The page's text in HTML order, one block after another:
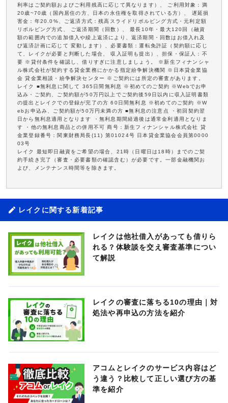
利率はご契約額およびご利用残高に応じて異なります）、 ご利用対象：満
20歳~70歳（国内居住の方、日本の永住権を取得されている方）、 遅延損
害金：年20.0%、ご返済方式：残高スライドリボルビング方式・元利定額
リボルビング方式、 ご返済期間（回数）、 最長10年・最大120回（融資
額の範囲内での追加借入や繰上返済により、返済期間・回数はお借入れ及
び返済計画に応じて 変動します）、必要書類：運転免許証（契約額に応じ
て、レイクが必要と判断した場合、 収入証明も提出）、担保・保証人：不
要 ※貸付条件を確認し、借りすぎに注意しましょう。 ※新生フィナンシャ
ル株式会社が契約する貸金業務にかかる指定紛争解決機関 ※日本貸金業協
会 貸金業相談・紛争解決センター ※ご契約には所定の審査があります。
レイク ■無利息に関して 365日間無利息 ※初めてのご契約 ※Webでお申
込み・ご契約、ご契約額が50万円以上でご契約後59日以内に収入証明書類
の提出とレイクでの登録が完了の方 60日間無利息 ※初めてのご契約 ※W
ebお申込み、ご契約額が50万円未満の方 ■無利息の注意点 ・初回契約翌
日から無利息適用となります ・無利息期間経過後は通常金利適用となりま
す ・他の無利息商品との併用不可 商号：新生フィナンシャル株式会社 貸
金業登録番号：関東財務局長(11) 第01024号 日本貸金業協会会員第0000
03号
レイク 最短即日融資をご希望の場合、21時（日曜日は18時）までのご契
約手続き完了（審査・必要書類の確認含む）が必要です。一部金融機関お
よび、メンテナンス時間等を除きます。
レイクに関する新着記事
レイクは他社借入があっても借りら
れる？体験談を交え審査基準につい
て解説
レイクの審査に落ちる10の理由｜対
処法や再申込の方法を紹介
アコムとレイクのサービス内容はど
う違う？比較して正しい選び方の基
準を紹介